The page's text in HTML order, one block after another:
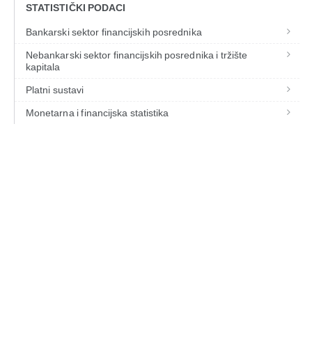
STATISTIČKI PODACI
Bankarski sektor financijskih posrednika
Nebankarski sektor financijskih posrednika i tržište
kapitala
Platni sustavi
Monetarna i financijska statistika